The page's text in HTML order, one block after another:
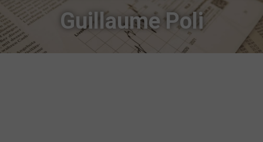
Guillaume Poli